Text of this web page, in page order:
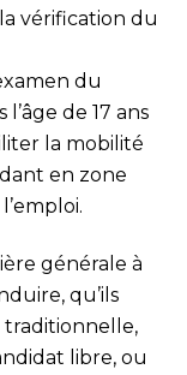
vérification du
du
de 17 ans
la mobilité
en zone
générale à
qu’ils
traditionnelle,
libre, ou